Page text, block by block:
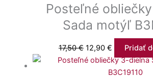
Posteľné
Sada motýľ
17,50€ 12,90 € Pridať